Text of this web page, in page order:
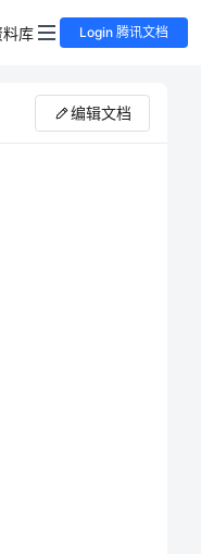
库 Login 腾讯文档
编辑文档